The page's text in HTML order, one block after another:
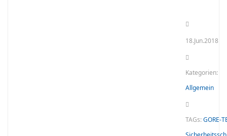
18.Jun.2018
Kategorien:
Allgemein
TAGs:GORE-